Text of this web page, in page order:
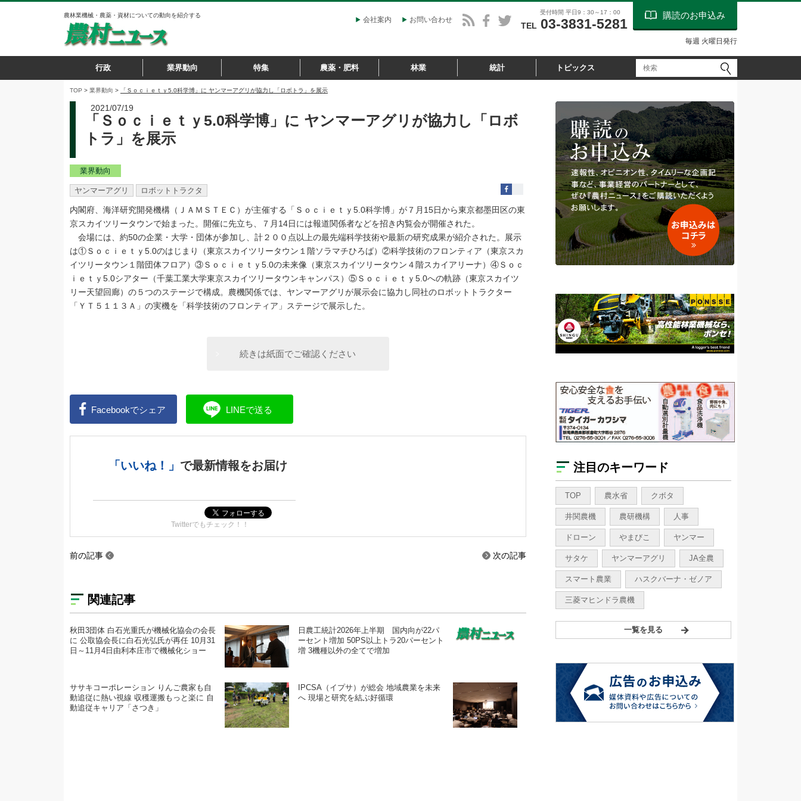
農林業機械・農薬・資材についての動向を紹介する
会社案内 お問い合わせ
受付時間 平日9：30～17：00
TEL 03-3831-5281
購読のお申込み
毎週 火曜日発行
行政 業界動向 特集 農薬・肥料 林業 統計 トピックス
TOP > 業界動向 > 「Ｓｏｃｉｅｔｙ5.0科学博」に ヤンマーアグリが協力し「ロボトラ」を展示
2021/07/19
「Ｓｏｃｉｅｔｙ5.0科学博」に ヤンマーアグリが協力し「ロボ
トラ」を展示
業界動向
ヤンマーアグリ ロボットトラクタ
内閣府、海洋研究開発機構（ＪＡＭＳＴＥＣ）が主催する「Ｓｏｃｉｅｔｙ5.0科学博」が７月15日から東京都墨田区の東
京スカイツリータウンで始まった。開催に先立ち、７月14日には報道関係者などを招き内覧会が開催された。
会場には、約50の企業・大学・団体が参加し、計２００点以上の最先端科学技術や最新の研究成果が紹介された。展示
は①Ｓｏｃｉｅｔｙ5.0のはじまり（東京スカイツリータウン１階ソラマチひろば）②科学技術のフロンティア（東京スカ
イツリータウン１階団体フロア）③Ｓｏｃｉｅｔｙ5.0の未来像（東京スカイツリータウン４階スカイアリーナ）④Ｓｏｃ
ｉｅｔｙ5.0シアター（千葉工業大学東京スカイツリータウンキャンパス）⑤Ｓｏｃｉｅｔｙ5.0への軌跡（東京スカイツ
リー天望回廊）の５つのステージで構成。農機関係では、ヤンマーアグリが展示会に協力し同社のロボットトラクター
「ＹＴ５１１３Ａ」の実機を「科学技術のフロンティア」ステージで展示した。
続きは紙面でご確認ください
Facebookでシェア LINEで送る
「いいね！」 で最新情報をお届け
Twitterでもチェック！！
前の記事 次の記事
関連記事
秋田3団体 白石光重氏が機械化協会の会長
に 公取協会長に白石光弘氏が再任 10月31
日～11月4日由利本庄市で機械化ショー
日農工統計2026年上半期 国内向が22パ
ーセント増加 50PS以上トラ20パーセント
増 3機種以外の全てで増加
ササキコーポレーション りんご農家も自
動追従に熱い視線 収穫運搬もっと楽に 自
動追従キャリア「さつき」
IPCSA（イプサ）が総会 地域農業を未来
へ 現場と研究を結ぶ好循環
注目のキーワード
TOP 農水省 クボタ
井関農機 農研機構 人事
ドローン やまびこ ヤンマー
サタケ ヤンマーアグリ JA全農
スマート農業 ハスクバーナ・ゼノア
三菱マヒンドラ農機
一覧を見る